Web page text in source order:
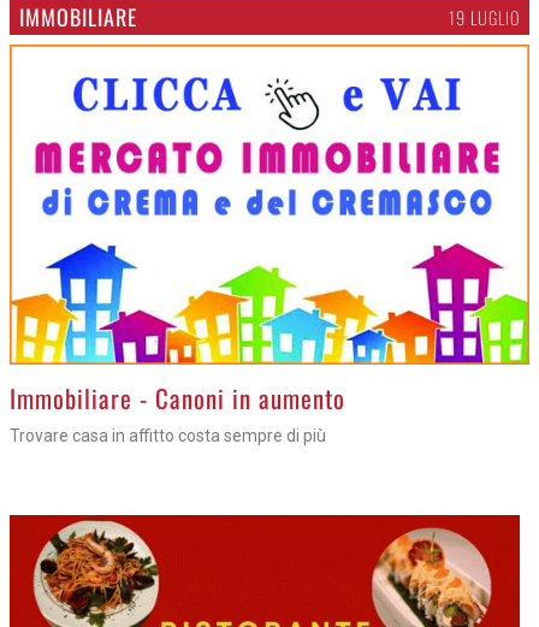
IMMOBILIARE 19 LUGLIO
>Immobiliare - Canoni in aumento
Trovare casa in affitto costa sempre di più